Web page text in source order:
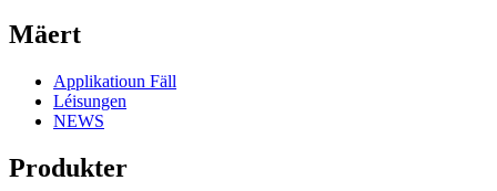
Mäert
Applikatioun Fäll
Léisungen
NEWS
Produkter